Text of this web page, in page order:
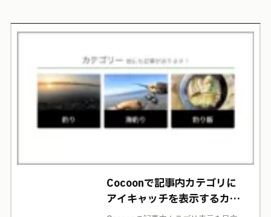
Cocoonで記事内カテゴリに
アイキャッチを表示するカス